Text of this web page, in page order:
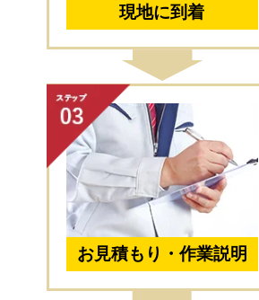
現地に到着
お見積もり・作業説明